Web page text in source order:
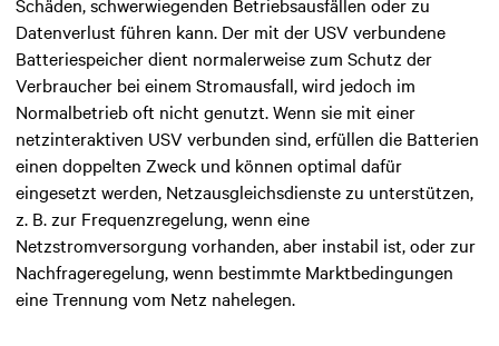
Datenverlust führen kann. Der mit der USV verbundene
Batteriespeicher dient normalerweise zum Schutz der
Verbraucher bei einem Stromausfall, wird jedoch im
Normalbetrieb oft nicht genutzt. Wenn sie mit einer
netzinteraktiven USV verbunden sind, erfüllen die Batterien
einen doppelten Zweck und können optimal dafür
eingesetzt werden, Netzausgleichsdienste zu unterstützen,
z. B. zur Frequenzregelung, wenn eine
Netzstromversorgung vorhanden, aber instabil ist, oder zur
Nachfrageregelung, wenn bestimmte Marktbedingungen
eine Trennung vom Netz nahelegen.